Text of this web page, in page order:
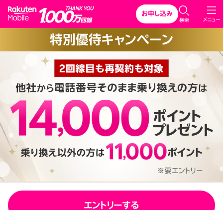
Rakuten Mobile
メニュー
検索
お申し込み
特別優待キャンペーン
エントリーする
C
l
s
e